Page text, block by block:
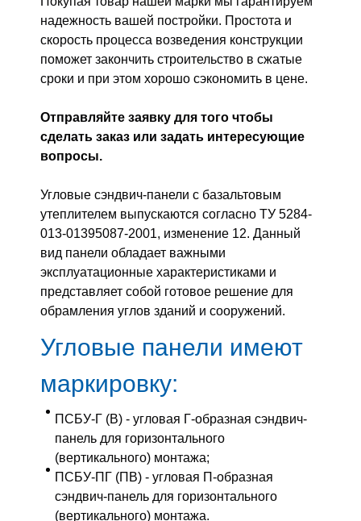
надежность вашей постройки. Простота и
скорость процесса возведения конструкции
поможет закончить строительство в сжатые
сроки и при этом хорошо сэкономить в цене.
Отправляйте заявку для того чтобы
сделать заказ или задать интересующие
вопросы.
Угловые сэндвич-панели с базальтовым
утеплителем выпускаются согласно ТУ 5284-
013-01395087-2001, изменение 12. Данный
вид панели обладает важными
эксплуатационные характеристиками и
представляет собой готовое решение для
обрамления углов зданий и сооружений.
Угловые панели имеют
маркировку:
ПСБУ-Г (В) - угловая Г-образная сэндвич-
панель для горизонтального
(вертикального) монтажа;
ПСБУ-ПГ (ПВ) - угловая П-образная
сэндвич-панель для горизонтального
(вертикального) монтажа.